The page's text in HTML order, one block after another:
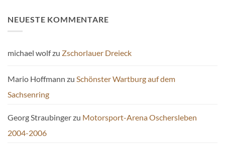
NEUESTE KOMMENTARE
michael wolfzu Zschorlauer Dreieck
Mario Hoffmann zu Schönster Wartburg auf dem
Sachsenring
Georg Straubingerzu Motorsport-Arena Oschersleben
2004-2006